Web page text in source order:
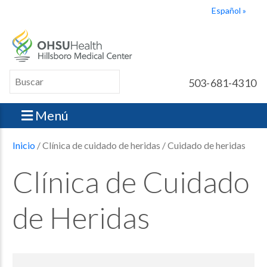
Español
503-681-4310
Menú
Inicio / Clínica de cuidado de heridas / Cuidado de heridas
Clínica de Cuidado
de Heridas